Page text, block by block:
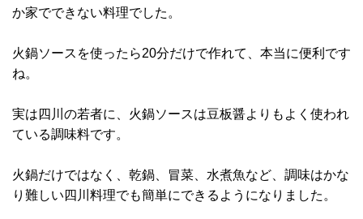
か家でできない料理でした。
火鍋ソースを使ったら20分だけで作れて、本当に便利です
ね。
実は四川の若者に、火鍋ソースは豆板醤よりもよく使われ
ている調味料です。
火鍋だけではなく、乾鍋、冒菜、水煮魚など、調味はかな
り難しい四川料理でも簡単にできるようになりました。